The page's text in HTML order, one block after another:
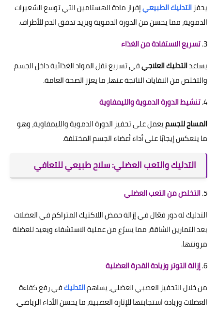
يحفزالتدليك الطبيعيإفراز مادة الهستامين التي توسع الشعيرات
الدموية، مما يحسن من الدورة الدموية ويزيد تدفق الدم للأطراف.
3. تسريع الاستفادة من الغذاء
يساعدالتدليك العلاجيفي تسريع نقل المواد الغذائية داخل الجسم
والتخلص من النفايات الناتجة عنها، ما يعزز الصحة العامة.
4. تنشيط الدورة الدموية والليمفاوية
المساج للجسميعمل على تحفيز الدورة الدموية والليمفاوية، وهو
ما ينعكس إيجابًا على أداء أعضاء الجسم المختلفة.
التدليك والتعب العضلي: سلاح طبيعي للتعافي
5. التخلص من التعب العضلي
التدليك له دور فعّال في إزالة حمض اللاكتيك المتراكم في العضلات
بعد التمارين الشاقة، مما يسرّع من عملية الاستشفاء ويعيد للعضلة
مرونتها.
6. إزالة التوتر وزيادة القدرة العضلية
من خلال التحفيز العصبي العضلي، يساهمالتدليكفي رفع كفاءة
العضلات وزيادة استجابتها للإثارة العصبية، ما يحسن الأداء الرياضي.